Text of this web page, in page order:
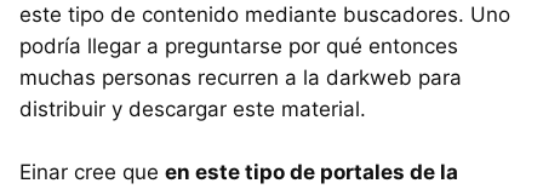
este tipo de contenido mediante buscadores. Uno
podría llegar a preguntarse por qué entonces
muchas personas recurren a la darkweb para
distribuir y descargar este material.
Einar cree que en este tipo de portales de la